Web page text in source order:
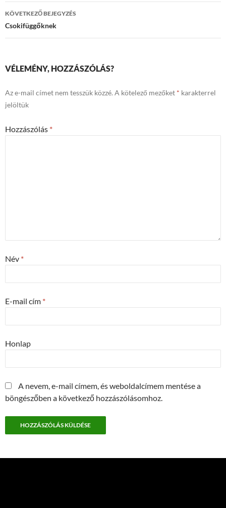
KÖVETKEZŐ BEJEGYZÉS
Csokifüggőknek
VÉLEMÉNY, HOZZÁSZÓLÁS?
Az e-mail címet nem tesszük közzé. A kötelező mezőket * karakterrel
jelöltük
Hozzászólás *
Név *
E-mail cím *
Honlap
A nevem, e-mail címem, és weboldalcímem mentése a
böngészőben a következő hozzászólásomhoz.